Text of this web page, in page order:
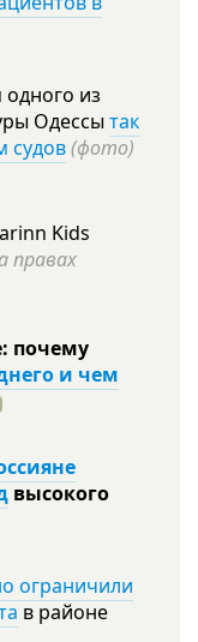
из
Одессы так
судов(фото)
Kids
правах
почему
и чем
высокого
ограничили
в районе